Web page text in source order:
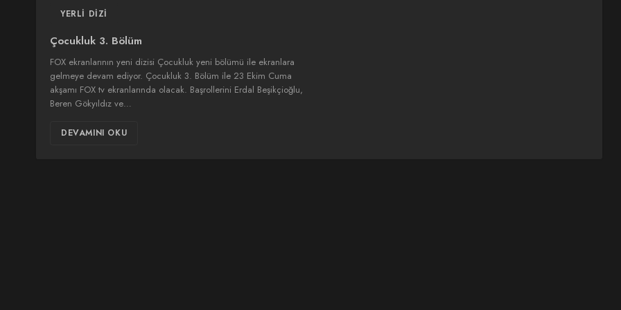
YERLI DIZI
Çocukluk 3. Bölüm
FOX ekranlarının yeni dizisi Çocukluk yeni bölümü ile ekranlara
gelmeye devam ediyor. Çocukluk 3. Bölüm ile 23 Ekim Cuma
akşamı FOX tv ekranlarında olacak. Başrollerini Erdal Beşikçioğlu,
Beren Gökyıldız ve…
DEVAMINI OKU